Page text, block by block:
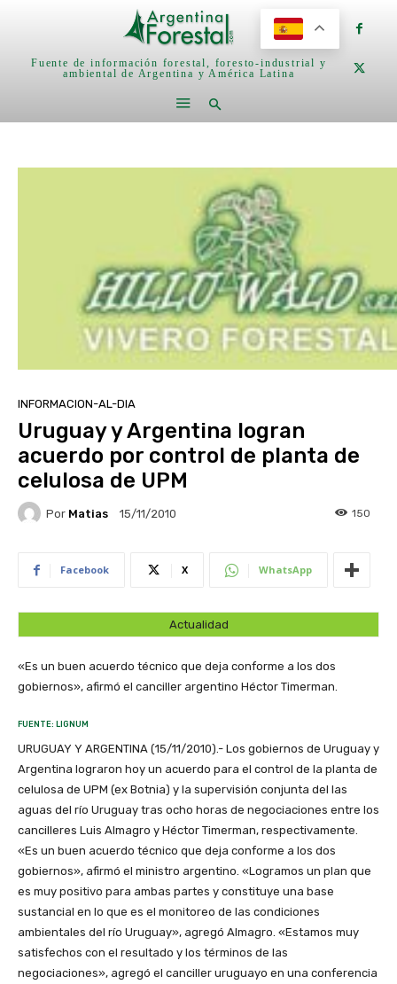
Fuente de información forestal, foresto-industrial y
ambiental de Argentina y América Latina
INFORMACION-AL-DIA
Uruguay y Argentina logran
acuerdo por control de planta de
celulosa de UPM
Por Matias 15/11/2010 150
Facebook X WhatsApp
Actualidad
«Es un buen acuerdo técnico que deja conforme a los dos
gobiernos», afirmó el canciller argentino Héctor Timerman.
FUENTE: LIGNUM
URUGUAY Y ARGENTINA (15/11/2010).- Los gobiernos de Uruguay y
Argentina lograron hoy un acuerdo para el control de la planta de
celulosa de UPM (ex Botnia) y la supervisión conjunta del las
aguas del río Uruguay tras ocho horas de negociaciones entre los
cancilleres Luis Almagro y Héctor Timerman, respectivamente.
«Es un buen acuerdo técnico que deja conforme a los dos
gobiernos», afirmó el ministro argentino. «Logramos un plan que
es muy positivo para ambas partes y constituye una base
sustancial en lo que es el monitoreo de las condiciones
ambientales del río Uruguay», agregó Almagro. «Estamos muy
satisfechos con el resultado y los términos de las
negociaciones», agregó el canciller uruguayo en una conferencia